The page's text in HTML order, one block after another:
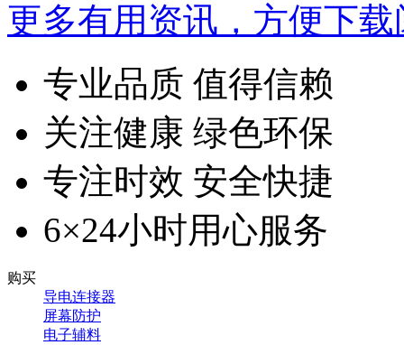
更多有用资讯，方便下载
专业品质 值得信赖
关注健康 绿色环保
专注时效 安全快捷
6×24小时用心服务
购买
导电连接器
屏幕防护
电子辅料